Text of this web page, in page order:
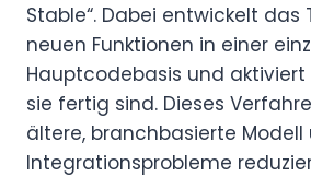
Stable“. Dabei entwickelt das
neuen Funktionen in einer
Hauptcodebasis und aktiviert
sie fertig sind. Dieses
ältere, branchbasierte Modell
Integrationsprobleme